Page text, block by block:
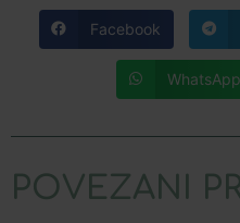
Facebook
WhatsApp
POVEZANI